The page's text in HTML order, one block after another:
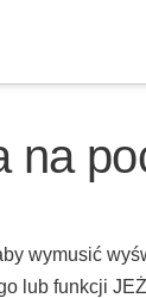
na
wymusić
lub funkcji